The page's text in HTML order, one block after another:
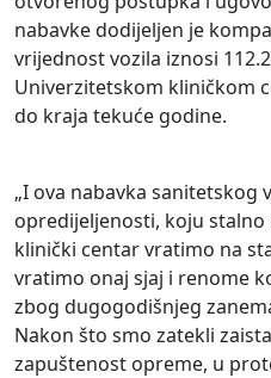
nabavke dodijeljen je
vrijednost vozila iznosi
Univerzitetskom kliničkom
do kraja tekuće godine.
„I ova nabavka sanitetskog
opredijeljenosti, koju
klinički centar vratimo na
vratimo onaj sjaj i renome
zbog dugogodišnjeg
Nakon što smo zatekli
zapuštenost opreme, u